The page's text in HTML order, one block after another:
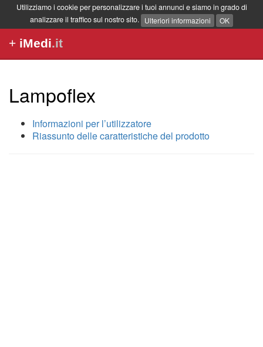
Utilizziamo i cookie per personalizzare i tuoi annunci e siamo in grado di
analizzare il traffico sul nostro sito. Ulteriori informazioni OK
+ iMedi.it
Lampoflex
Informazioni per l’utilizzatore
Riassunto delle caratteristiche del prodotto